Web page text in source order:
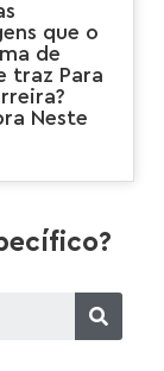
que o
de
traz Para
Neste